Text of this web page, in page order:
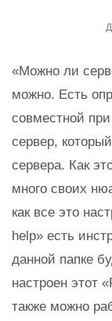
«Можно ли
можно. Есть
совместной
сервер,
сервера. Как
много своих
как все это
help» есть
данной папке
настроен этот
также можно